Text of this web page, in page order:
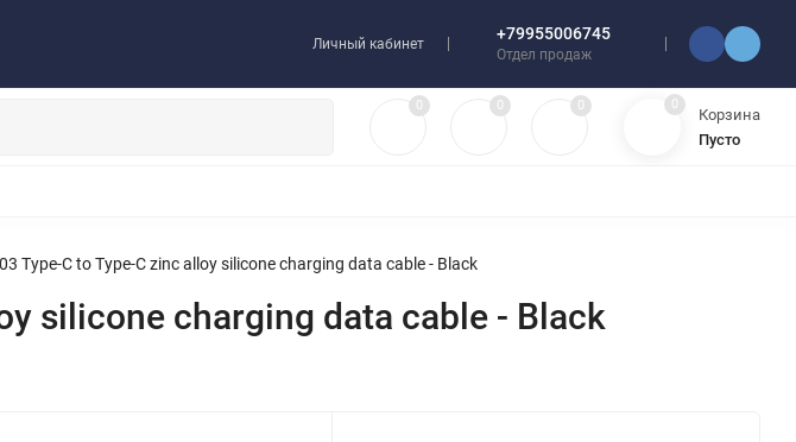
Личный кабинет
+79955006745
Отдел продаж
0 0 0 0
Корзина
Пусто
Type-C to Type-C zinc alloy silicone charging data cable - Black
silicone charging data cable - Black